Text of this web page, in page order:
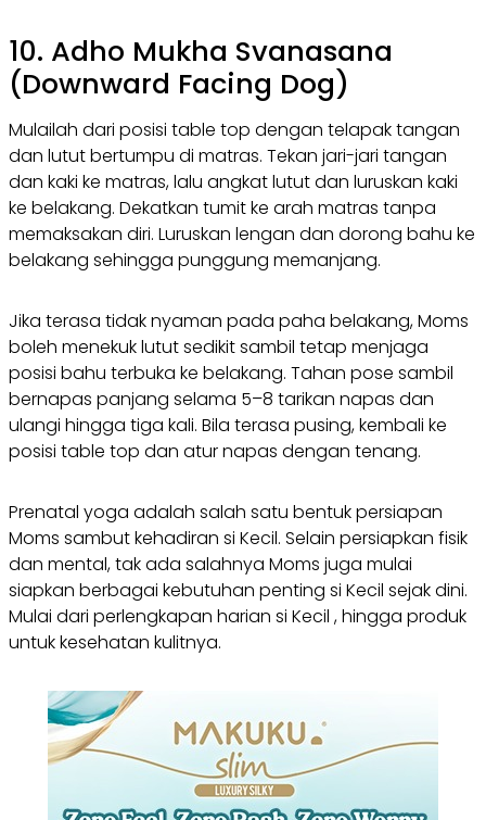
10. Adho Mukha Svanasana
(Downward Facing Dog)
Mulailah dari posisi table top dengan telapak tangan
dan lutut bertumpu di matras. Tekan jari-jari tangan
dan kaki ke matras, lalu angkat lutut dan luruskan kaki
ke belakang. Dekatkan tumit ke arah matras tanpa
memaksakan diri. Luruskan lengan dan dorong bahu ke
belakang sehingga punggung memanjang.
Jika terasa tidak nyaman pada paha belakang, Moms
boleh menekuk lutut sedikit sambil tetap menjaga
posisi bahu terbuka ke belakang. Tahan pose sambil
bernapas panjang selama 5–8 tarikan napas dan
ulangi hingga tiga kali. Bila terasa pusing, kembali ke
posisi table top dan atur napas dengan tenang.
Prenatal yoga adalah salah satu bentuk persiapan
Moms sambut kehadiran si Kecil. Selain persiapkan fisik
dan mental, tak ada salahnya Moms juga mulai
siapkan berbagai kebutuhan penting si Kecil sejak dini.
Mulai dari perlengkapan harian si Kecil , hingga produk
untuk kesehatan kulitnya.